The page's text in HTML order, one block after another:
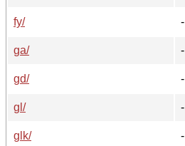
fy/
-
ga/
-
gd/
-
gl/
-
glk/
-